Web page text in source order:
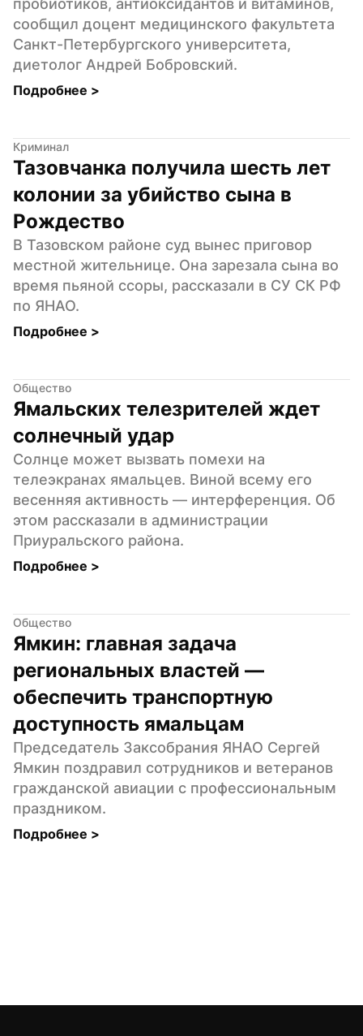
пробиотиков, антиоксидантов и витаминов,
сообщил доцент медицинского факультета
Санкт-Петербургского университета,
диетолог Андрей Бобровский.
Подробнее >
Криминал
Тазовчанка получила шесть лет
колонии за убийство сына в
Рождество
В Тазовском районе суд вынес приговор
местной жительнице. Она зарезала сына во
время пьяной ссоры, рассказали в СУ СК РФ
по ЯНАО.
Подробнее >
Общество
Ямальских телезрителей ждет
солнечный удар
Солнце может вызвать помехи на
телеэкранах ямальцев. Виной всему его
весенняя активность — интерференция. Об
этом рассказали в администрации
Приуральского района.
Подробнее >
Общество
Ямкин: главная задача
региональных властей —
обеспечить транспортную
доступность ямальцам
Председатель Заксобрания ЯНАО Сергей
Ямкин поздравил сотрудников и ветеранов
гражданской авиации с профессиональным
праздником.
Подробнее >